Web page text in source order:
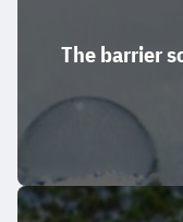
The barrier